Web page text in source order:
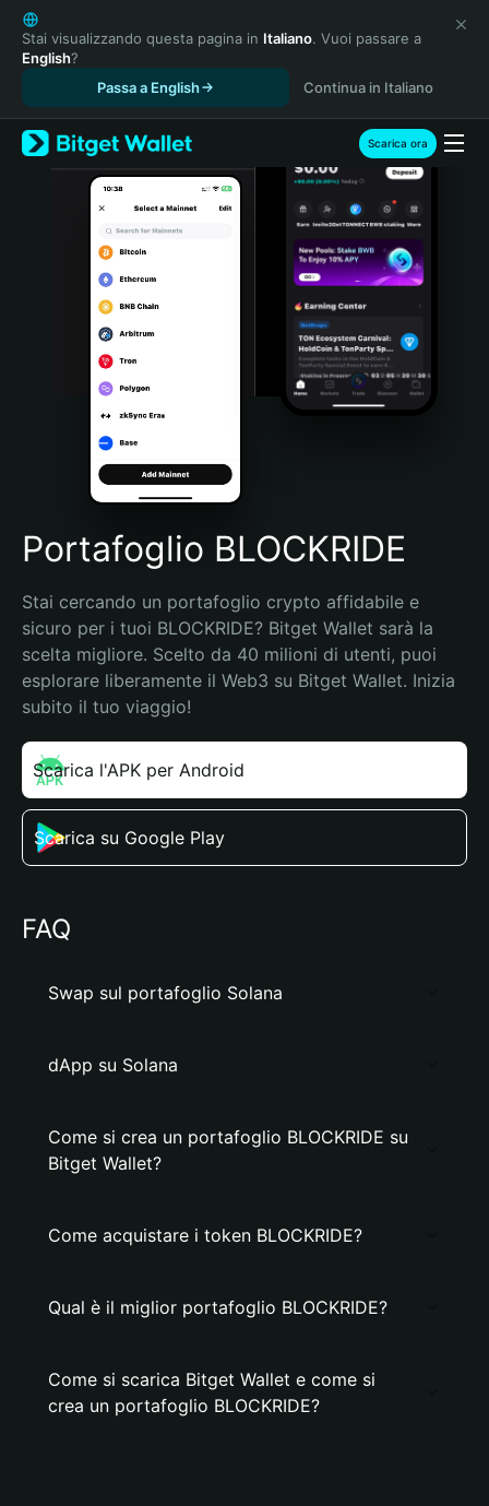
English
日本語
Tiếng Việt
Español (Latinoamérica)
Türkçe
Italiano
Português (Portugal)
Bahasa Indonesia
Português (Brasil)
Español (Argentina)
Stai visualizzando questa pagina in Italiano. Vuoi passare a
English?
Passa a English
Continua in Italiano
Scarica ora
Portafoglio BLOCKRIDE
Stai cercando un portafoglio crypto affidabile e
sicuro per i tuoi BLOCKRIDE? Bitget Wallet sarà la
scelta migliore. Scelto da 40 milioni di utenti, puoi
esplorare liberamente il Web3 su Bitget Wallet. Inizia
subito il tuo viaggio!
Scarica l'APK per Android
Scarica su Google Play
FAQ
Swap sul portafoglio Solana
dApp su Solana
Come si crea un portafoglio BLOCKRIDE su
Bitget Wallet?
Come acquistare i token BLOCKRIDE?
Qual è il miglior portafoglio BLOCKRIDE?
Come si scarica Bitget Wallet e come si
crea un portafoglio BLOCKRIDE?